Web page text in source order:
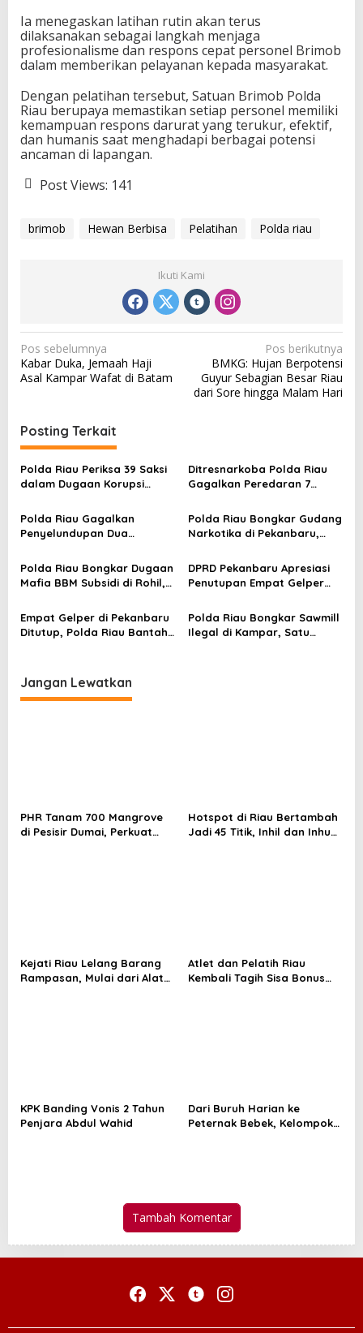
Ia menegaskan latihan rutin akan terus
dilaksanakan sebagai langkah menjaga
profesionalisme dan respons cepat personel Brimob
dalam memberikan pelayanan kepada masyarakat.
Dengan pelatihan tersebut, Satuan Brimob Polda
Riau berupaya memastikan setiap personel memiliki
kemampuan respons darurat yang terukur, efektif,
dan humanis saat menghadapi berbagai potensi
ancaman di lapangan.
Post Views: 141
brimob Hewan Berbisa Pelatihan Polda riau
Ikuti Kami
N
a
g
a
s
p
s
Pos sebelumnya
Kabar Duka, Jemaah Haji
Asal Kampar Wafat di Batam
Pos berikutnya
BMKG: Hujan Berpotensi
Guyur Sebagian Besar Riau
dari Sore hingga Malam Hari
Posting Terkait
Polda Riau Periksa 39 Saksi
dalam Dugaan Korupsi
Rohil
Ditresnarkoba Polda Riau
Gagalkan Peredaran 7
Tiga Tersangka Ditangkap
Polda Riau Gagalkan
Penyelundupan Dua
SSK II Pekanbaru
Polda Riau Bongkar Gudang
Narkotika di Pekanbaru,
Puluhan Ribu Pil Ekstasi
Polda Riau Bongkar Dugaan
Mafia BBM Subsidi di Rohil,
Sebelum Tiba di SPBU
DPRD Pekanbaru Apresiasi
Penutupan Empat Gelper
Empat Gelper di Pekanbaru
Ditutup, Polda Riau Bantah
Polda Riau Bongkar Sawmill
Ilegal di Kampar, Satu
Jangan Lewatkan
PHR Tanam 700 Mangrove
di Pesisir Dumai, Perkuat
Hotspot di Riau Bertambah
Jadi 45 Titik, Inhil dan Inhu
Kejati Riau Lelang Barang
Rampasan, Mulai dari Alat
Atlet dan Pelatih Riau
Kembali Tagih Sisa Bonus
KPK Banding Vonis 2 Tahun
Penjara Abdul Wahid
Dari Buruh Harian ke
Peternak Bebek, Kelompok
Tambah Komentar